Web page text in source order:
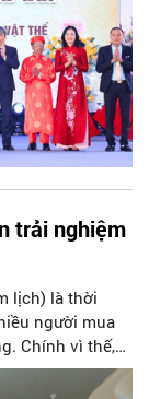
trải nghiệm
lịch) là thời
người mua
Chính vì thế,
(PNJ) đã
Tài 2026, mang